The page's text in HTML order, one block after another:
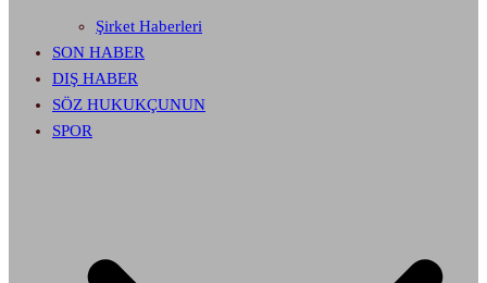
Şirket Haberleri
SON HABER
DIŞ HABER
SÖZ HUKUKÇUNUN
SPOR